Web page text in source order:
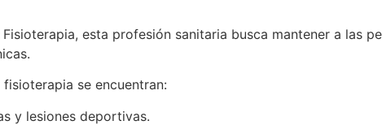
esta profesión sanitaria busca mantener a las
se encuentran:
y lesiones deportivas.